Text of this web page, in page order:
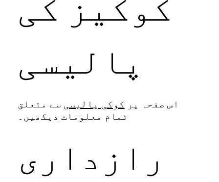
اس صفحہ پر کوکی پالیسی سے متعلق
تمام معلومات دیکھیں۔
پالیسی
رازداری